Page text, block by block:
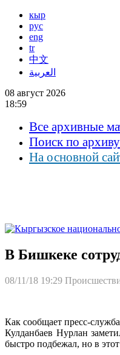
кыр
рус
eng
tr
中文
العربية
08 август 2026
18:59
Все архивные
Поиск по архиву
На основной
В Бишкеке
08/11/18 19:29
Как сообщает пресс-
Кулданбаев Нурлан
быстро подбежал, но в